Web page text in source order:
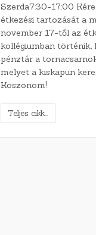
Szerda7:30-17:00
étkezési tartozását a
november 17-től az
kollégiumban történik,
pénztár a
melyet a kiskapun
Köszönöm!
Teljes cikk...